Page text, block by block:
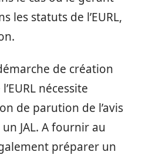
les statuts de l’EURL,
de création
nécessite
de parution de l’avis
JAL. A fournir au
préparer un